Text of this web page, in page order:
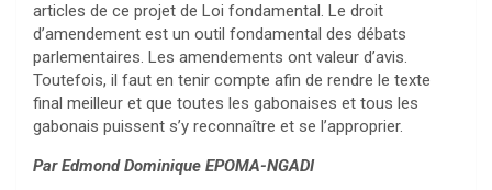
articles de ce projet de Loi fondamental. Le droit
d’amendement est un outil fondamental des débats
parlementaires. Les amendements ont valeur d’avis.
Toutefois, il faut en tenir compte afin de rendre le texte
final meilleur et que toutes les gabonaises et tous les
gabonais puissent s’y reconnaître et se l’approprier.
Par Edmond Dominique EPOMA-NGADI